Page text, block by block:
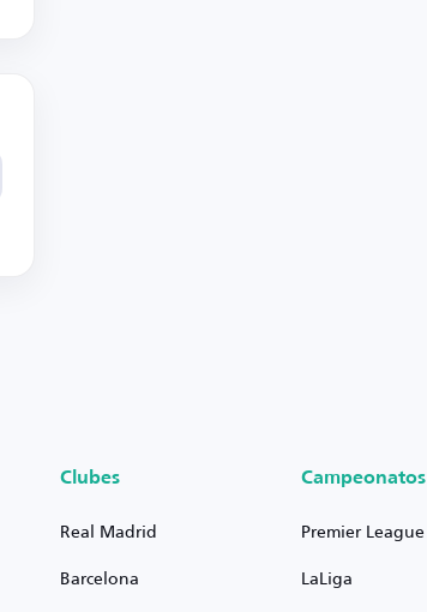
Clubes
Real Madrid
Barcelona
Campeonatos
Premier League
LaLiga